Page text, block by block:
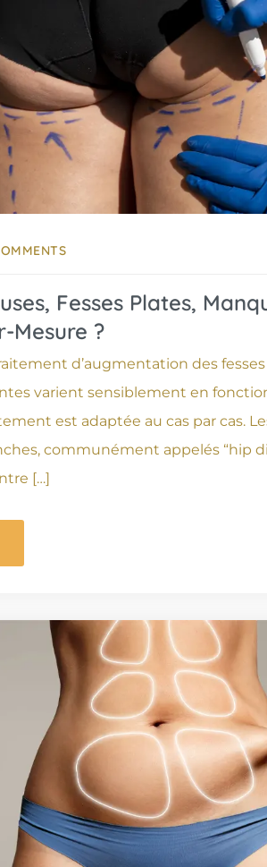
Fesses Plates,
Mesure ?
d’augmentation des
varient sensiblement en
est adaptée au cas par cas.
communément appelés “hip
[…]